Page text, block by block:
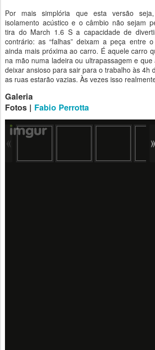
Por mais simplória que esta versão
isolamento acústico e o câmbio não sejam
tira do March 1.6 S a capacidade de
contrário: as “falhas” deixam a peça entre
ainda mais próxima ao carro. É aquele carro
na mão numa ladeira ou ultrapassagem e
deixar ansioso para sair para o trabalho às 4h
as ruas estarão vazias. Às vezes isso
Galeria
Fotos | Fabio Perrotta